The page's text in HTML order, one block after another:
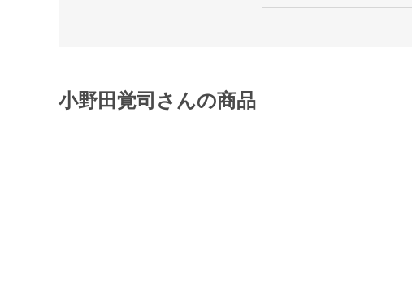
小野田覚司さんの商品